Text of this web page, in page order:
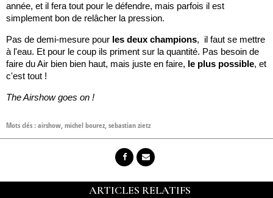
année, et il fera tout pour le défendre, mais parfois il est
simplement bon de relâcher la pression.
Pas de demi-mesure pour les deux champions, il faut se mettre
à l'eau. Et pour le coup ils priment sur la quantité. Pas besoin de
faire du Air bien bien haut, mais juste en faire, le plus possible, et
c'est tout !
The Airshow goes on !
Mots clés :airshow,michel bourez,sebastian zietz
ARTICLES RELATIFS